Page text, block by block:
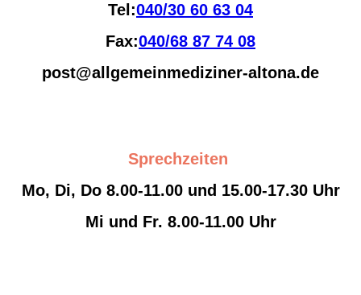
Tel:040/30 60 63 04
Fax:040/68 87 74 08
post@allgemeinmediziner-altona.de
Sprechzeiten
Mo, Di, Do 8.00-11.00 und 15.00-17.30 Uhr
Mi und Fr. 8.00-11.00 Uhr